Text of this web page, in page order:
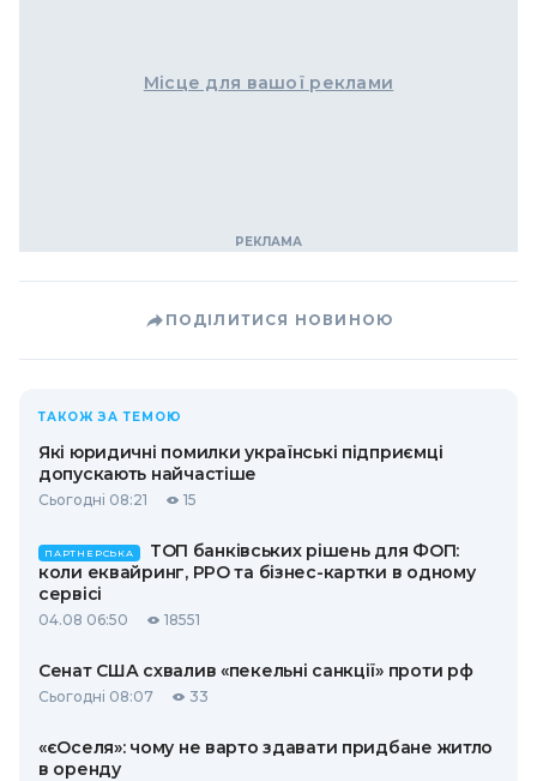
Місце для вашої реклами
ПОДІЛИТИСЯ НОВИНОЮ
ТАКОЖ ЗА ТЕМОЮ
Які юридичні помилки українські підприємці
допускають найчастіше
Сьогодні 08:21 15
ПАРТНЕРСЬКА
ТОП банківських рішень для ФОП:
коли еквайринг, РРО та бізнес-картки в одному
сервісі
04.08 06:50 18551
Сенат США схвалив «пекельні санкції» проти рф
Сьогодні 08:07 33
«єОселя»: чому не варто здавати придбане житло
в оренду